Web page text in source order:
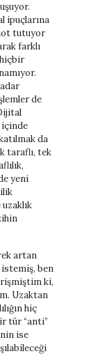
ipuçlarına
tutuyor
farklı
de
içinde
da
taraflı, tek
yeni
artan
istemiş, ben
ki,
Uzaktan
hiç
tür “anti”
ise